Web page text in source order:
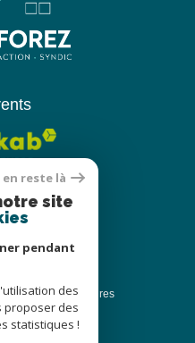
réservés
Nos honoraires
honoraires
en reste là
site
pendant
des
proposer des
statistiques !